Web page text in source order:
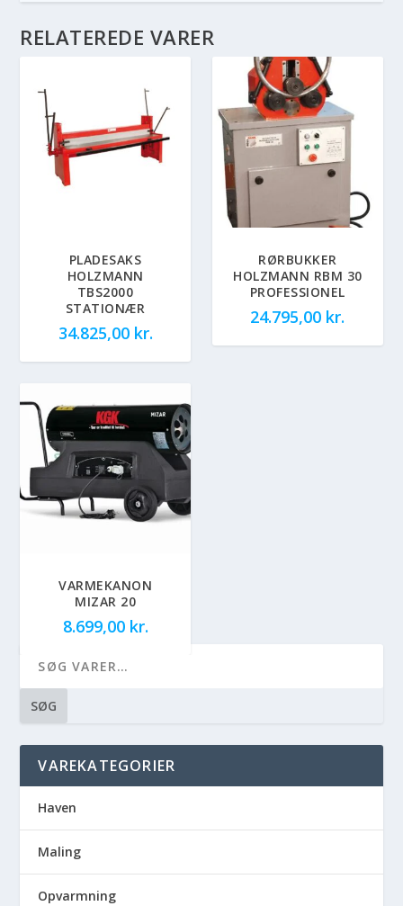
RELATEREDE VARER
PLADESAKS
HOLZMANN
TBS2000
STATIONÆR
34.825,00 kr.
RØRBUKKER
HOLZMANN RBM 30
PROFESSIONEL
24.795,00 kr.
VARMEKANON
MIZAR 20
8.699,00 kr.
SØG
VAREKATEGORIER
Haven
Maling
Opvarmning